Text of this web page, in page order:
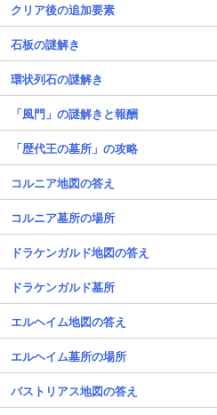
クリア後の追加要素
石板の謎解き
環状列石の謎解き
「風門」の謎解きと報酬
「歴代王の墓所」の攻略
コルニア地図の答え
コルニア墓所の場所
ドラケンガルド地図の答え
ドラケンガルド墓所
エルヘイム地図の答え
エルヘイム墓所の場所
バストリアス地図の答え